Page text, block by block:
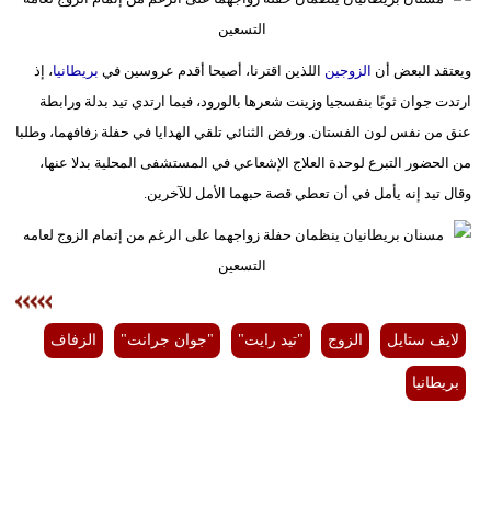
ويعتقد البعض أن الزوجين اللذين اقترنا، أصبحا أقدم عروسين في بريطانيا، إذ
ارتدت جوان ثوبًا بنفسجيا وزينت شعرها بالورود، فيما ارتدي تيد بدلة ورابطة
عنق من نفس لون الفستان. ورفض الثنائي تلقي الهدايا في حفلة زفافهما، وطلبا
من الحضور التبرع لوحدة العلاج الإشعاعي في المستشفى المحلية بدلا عنها،
وقال تيد إنه يأمل في أن تعطي قصة حبهما الأمل للآخرين.
لايف ستايل الزوج "تيد رايت" "جوان جرانت" الزفاف
بريطانيا